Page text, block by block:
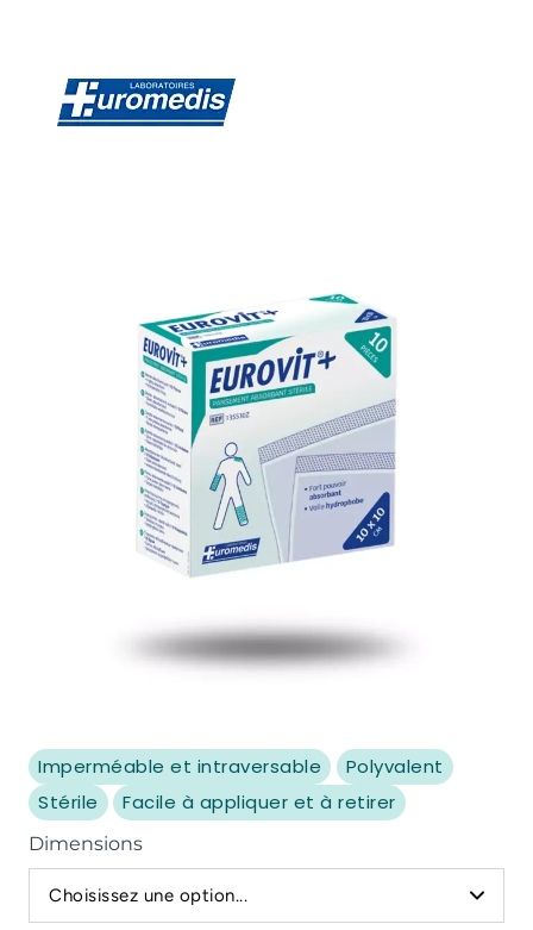
Imperméable et intraversable
Polyvalent
Stérile
Facile à appliquer et à retirer
Dimensions
Choisissez une option...